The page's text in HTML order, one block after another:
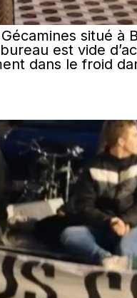
situé à
est vide
dans le froid